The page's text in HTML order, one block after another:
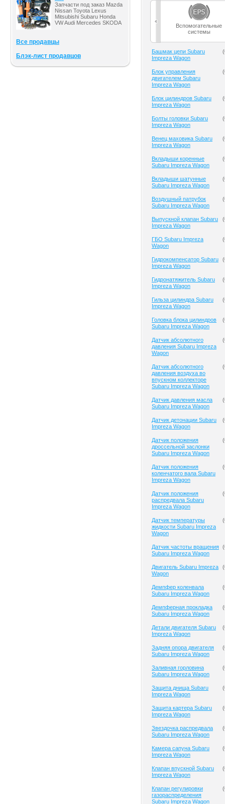
Запчасти под заказ Mazda
Nissan Toyota Lexus
Mitsubishi Subaru Honda
VW Audi Mercedes SKODA
Все продавцы
Блэк-лист продавцов
Вспомогательные
системы
Башмак цепи Subaru
Impreza Wagon
(
Блок управления
двигателем Subaru
Impreza Wagon
(
Блок цилиндров Subaru
Impreza Wagon
(
Болты головки Subaru
Impreza Wagon
(
Венец маховика Subaru
Impreza Wagon
(
Вкладыши коренные
Subaru Impreza Wagon
(
Вкладыши шатунные
Subaru Impreza Wagon
(
Воздушный патрубок
Subaru Impreza Wagon
(
Выпускной клапан Subaru
Impreza Wagon
(
ГБО Subaru Impreza
Wagon
(
Гидрокомпенсатор Subaru
Impreza Wagon
(
Гидронатяжитель Subaru
Impreza Wagon
(
Гильза цилиндра Subaru
Impreza Wagon
(
Головка блока цилиндров
Subaru Impreza Wagon
(
Датчик абсолютного
давления Subaru Impreza
Wagon
(
Датчик абсолютного
давления воздуха во
впускном коллекторе
Subaru Impreza Wagon
(
Датчик давления масла
Subaru Impreza Wagon
(
Датчик детонации Subaru
Impreza Wagon
(
Датчик положения
дроссельной заслонки
Subaru Impreza Wagon
(
Датчик положения
коленчатого вала Subaru
Impreza Wagon
(
Датчик положения
распредвала Subaru
Impreza Wagon
(
Датчик температуры
жидкости Subaru Impreza
Wagon
(
Датчик частоты вращения
Subaru Impreza Wagon
(
Двигатель Subaru Impreza
Wagon
(
Демпфер коленвала
Subaru Impreza Wagon
(
Демпферная прокладка
Subaru Impreza Wagon
(
Детали двигателя Subaru
Impreza Wagon
(
Задняя опора двигателя
Subaru Impreza Wagon
(
Заливная горловина
Subaru Impreza Wagon
(
Защита днища Subaru
Impreza Wagon
(
Защита картера Subaru
Impreza Wagon
(
Звездочка распредвала
Subaru Impreza Wagon
(
Камера сапуна Subaru
Impreza Wagon
(
Клапан впускной Subaru
Impreza Wagon
(
Клапан регулировки
газораспределения
Subaru Impreza Wagon
(